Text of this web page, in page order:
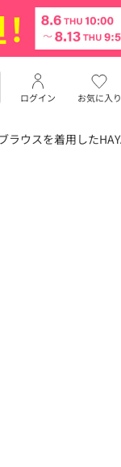
お気に入り
ログイン
ラウスを着用した